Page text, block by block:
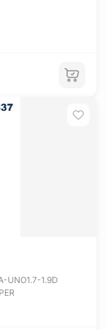
UNO1.7-1.9D